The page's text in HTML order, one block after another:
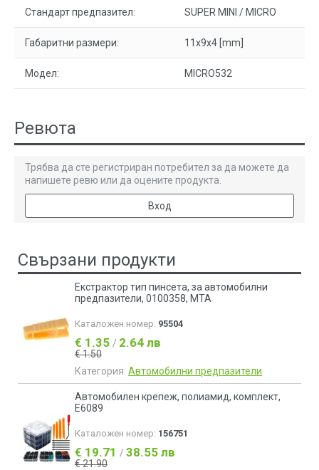
Стандарт предпазител: SUPER MINI / MICRO
Габаритни размери: 11x9x4 [mm]
Модел: MICRO532
Ревюта
Трябва да сте регистриран потребител за да можете да
напишете ревю или да оцените продукта.
Вход
Свързани продукти
Екстрактор тип пинсета, за автомобилни
предпазители, 0100358, MTA
Каталожен номер: 95504
€ 1.35 / 2.64 лв
€ 1.50
Категория: Автомобилни предпазители
Автомобилен крепеж, полиамид, комплект,
E6089
Каталожен номер: 156751
€ 19.71 / 38.55 лв
€ 21.90